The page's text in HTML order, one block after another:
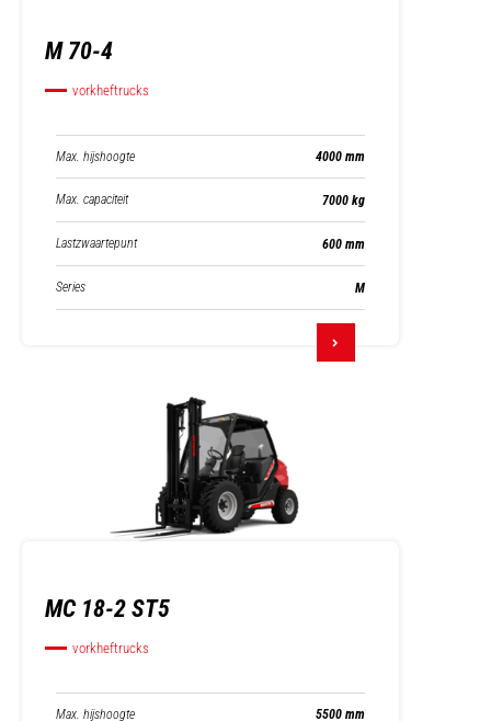
M 70-4
vorkheftrucks
Max. hijshoogte 4000 mm
Max. capaciteit 7000 kg
Lastzwaartepunt 600 mm
Series M
MC 18-2 ST5
vorkheftrucks
Max. hijshoogte 5500 mm